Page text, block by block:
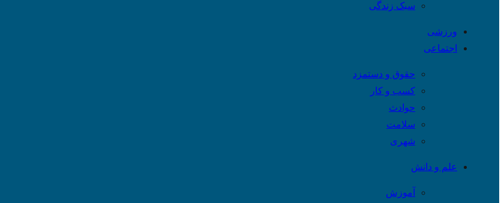
سبک زندگی
ورزشی
اجتماعی
حقوق و دستمزد
کسب و کار
حوادث
سلامت
شهری
علم و دانش
آموزش